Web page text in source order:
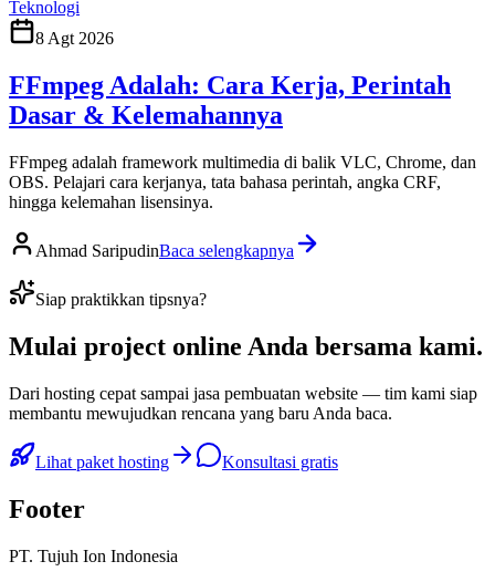
Teknologi
8 Agt 2026
FFmpeg Adalah: Cara Kerja, Perintah
Dasar & Kelemahannya
FFmpeg adalah framework multimedia di balik VLC, Chrome, dan
OBS. Pelajari cara kerjanya, tata bahasa perintah, angka CRF,
hingga kelemahan lisensinya.
Ahmad SaripudinBaca selengkapnya
Siap praktikkan tipsnya?
Mulai project online Anda bersama kami.
Dari hosting cepat sampai jasa pembuatan website — tim kami siap
membantu mewujudkan rencana yang baru Anda baca.
Lihat paket hosting Konsultasi gratis
Footer
PT. Tujuh Ion Indonesia